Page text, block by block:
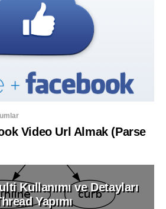
Video Url Almak (Parse
Kullanımı ve Detayları
Yapımı